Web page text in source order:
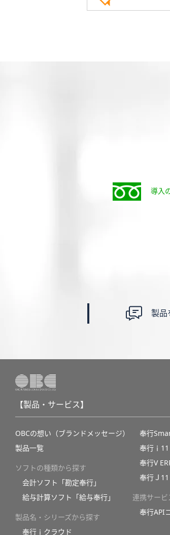
導入
製品
【製品・サービス】
OBCの想い（ブランドメッセージ）
製品一覧
ソフトの種類から探す
会計ソフト「勘定奉行」
給与計算ソフト「給与奉行」
製品名・シリーズから探す
奉行ｉクラウド
奉行
奉行ｉ11
奉行V
奉行Ｊ11
連携サービ
奉行API